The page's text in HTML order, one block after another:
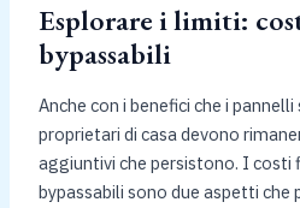
Esplorare i limiti:
bypassabili
Anche con i benefici che i
proprietari di casa devono
aggiuntivi che persistono. I costi
bypassabili sono due aspetti che